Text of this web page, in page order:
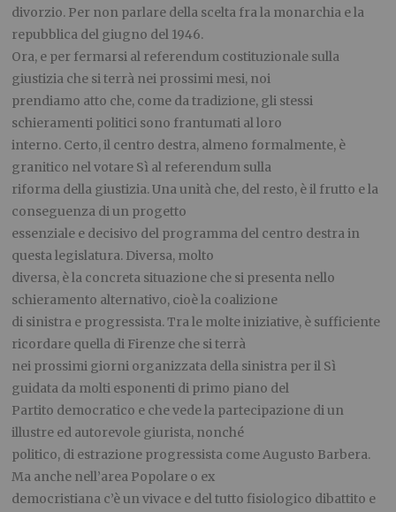
divorzio. Per non parlare della scelta fra la monarchia e la
repubblica del giugno del 1946.
Ora, e per fermarsi al referendum costituzionale sulla
giustizia che si terrà nei prossimi mesi, noi
prendiamo atto che, come da tradizione, gli stessi
schieramenti politici sono frantumati al loro
interno. Certo, il centro destra, almeno formalmente, è
granitico nel votare Sì al referendum sulla
riforma della giustizia. Una unità che, del resto, è il frutto e la
conseguenza di un progetto
essenziale e decisivo del programma del centro destra in
questa legislatura. Diversa, molto
diversa, è la concreta situazione che si presenta nello
schieramento alternativo, cioè la coalizione
di sinistra e progressista. Tra le molte iniziative, è sufficiente
ricordare quella di Firenze che si terrà
nei prossimi giorni organizzata della sinistra per il Sì
guidata da molti esponenti di primo piano del
Partito democratico e che vede la partecipazione di un
illustre ed autorevole giurista, nonché
politico, di estrazione progressista come Augusto Barbera.
Ma anche nell’area Popolare o ex
democristiana c’è un vivace e del tutto fisiologico dibattito e